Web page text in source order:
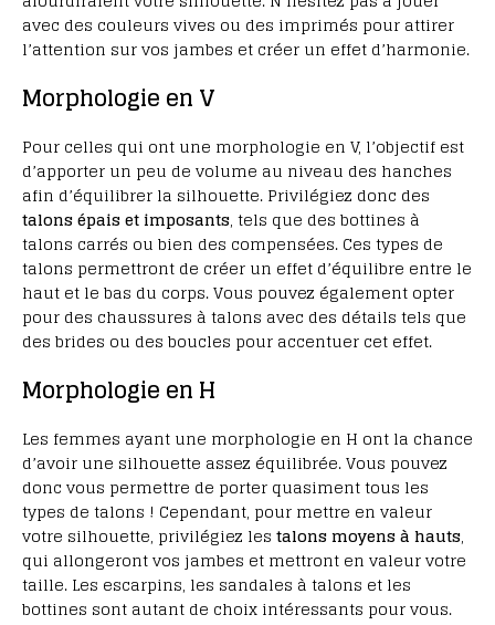
avec des couleurs vives ou des imprimés pour attirer
l’attention sur vos jambes et créer un effet d’harmonie.
Morphologie en V
Pour celles qui ont une morphologie en V, l’objectif est
d’apporter un peu de volume au niveau des hanches
afin d’équilibrer la silhouette. Privilégiez donc des
talons épais et imposants, tels que des bottines à
talons carrés ou bien des compensées. Ces types de
talons permettront de créer un effet d’équilibre entre le
haut et le bas du corps. Vous pouvez également opter
pour des chaussures à talons avec des détails tels que
des brides ou des boucles pour accentuer cet effet.
Morphologie en H
Les femmes ayant une morphologie en H ont la chance
d’avoir une silhouette assez équilibrée. Vous pouvez
donc vous permettre de porter quasiment tous les
types de talons ! Cependant, pour mettre en valeur
votre silhouette, privilégiez les talons moyens à hauts,
qui allongeront vos jambes et mettront en valeur votre
taille. Les escarpins, les sandales à talons et les
bottines sont autant de choix intéressants pour vous.